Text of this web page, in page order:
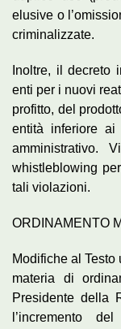
elusive o
criminalizzate.
Inoltre, il decreto
enti per i nuovi
profitto, del
entità inferiore ai
amministrativo.
whistleblowing
tali violazioni.
ORDINAMENTO
Modifiche al
materia di
Presidente della
l’incremento